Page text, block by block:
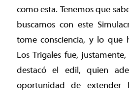
como esta. Tenemos que
buscamos con este
tome consciencia, y lo que
Los Trigales fue,
destacó el edil, quien
oportunidad de extender